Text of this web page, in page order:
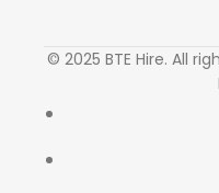
© 2025 BTE Hire. All